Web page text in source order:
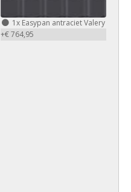
1xEasypan antraciet Valery
+€ 764,95